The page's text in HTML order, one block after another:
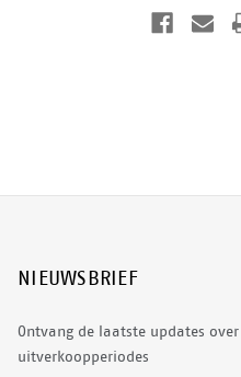
NIEUWSBRIEF
Ontvang de laatste updates
uitverkoopperiodes